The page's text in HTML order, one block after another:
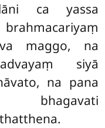
ca yassa
maggo, na
siyā
na pana
bhagavati